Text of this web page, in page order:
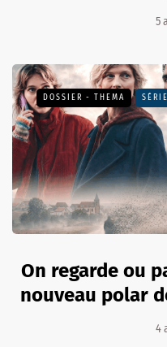
5
DOSSIER - THEMA
On regarde ou
nouveau polar
4